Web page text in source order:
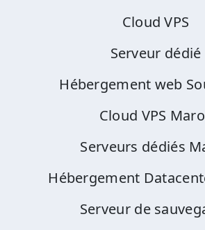
Cloud VPS
Serveur dédié
Hébergement web
Cloud VPS
Serveurs dédiés
Hébergement
Serveur de